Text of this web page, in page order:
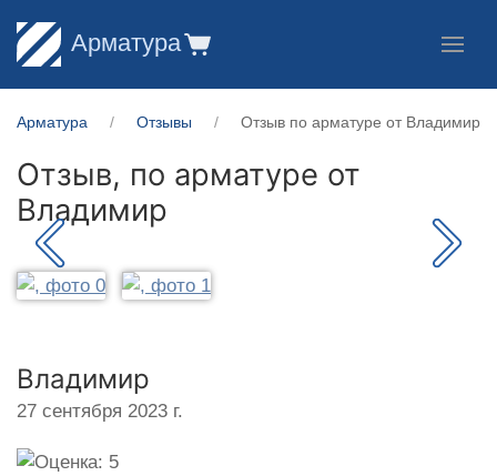
Арматура
Арматура Отзывы Отзыв по арматуре от Владимир
Отзыв, по арматуре от
Владимир
Владимир
27 сентября 2023 г.